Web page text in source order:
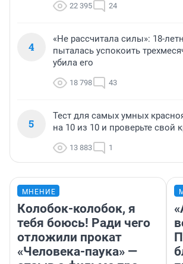
22 395 24
4
«Не рассчитала силы»: 18-
пыталась успокоить
убила его
18 798 43
5
Тест для самых умных
на 10 из 10 и проверьте свой
13 883 1
МНЕНИЕ
Колобок-колобок, я
тебя боюсь! Ради чего
отложили прокат
«Человека-паука» —